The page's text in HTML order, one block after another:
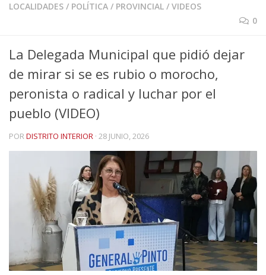
LOCALIDADES / POLÍTICA / PROVINCIAL / VIDEOS
0
La Delegada Municipal que pidió dejar
de mirar si se es rubio o morocho,
peronista o radical y luchar por el
pueblo (VIDEO)
PORDISTRITO INTERIOR · 28 JUNIO, 2026